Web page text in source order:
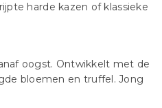
harde kazen of klassieke
oogst. Ontwikkelt met de
bloemen en truffel. Jong